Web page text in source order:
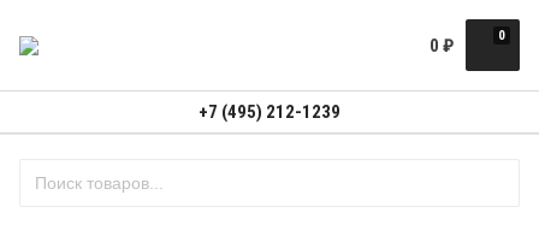
0
0 ₽
+7 (495) 212-1239